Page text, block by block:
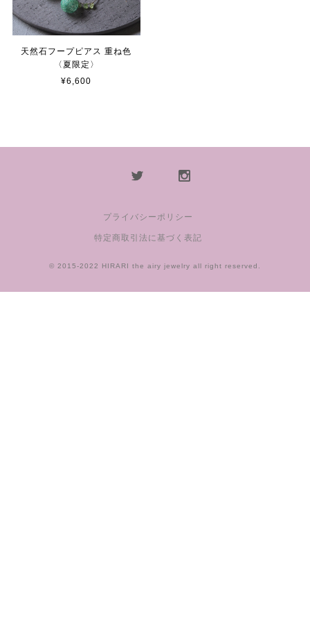
天然石フープピアス 重ね色
〈夏限定〉
¥6,600
プライバシーポリシー
特定商取引法に基づく表記
© 2015-2022 HIRARI the airy jewelry all right reserved.